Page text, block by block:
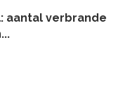
aantal verbrande